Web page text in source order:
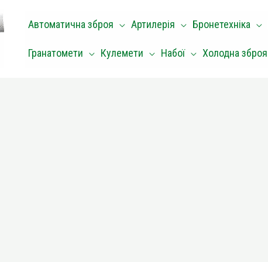
Автоматична зброя Артилерія Бронетехніка
Гранатомети Кулемети Набої Холодна зброя